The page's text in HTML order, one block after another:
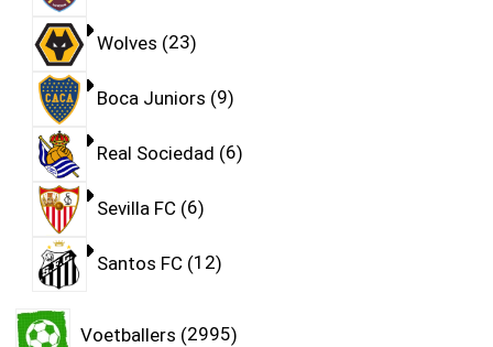
Wolves 23
Boca Juniors 9
Real Sociedad 6
Sevilla FC 6
Santos FC 12
Voetballers 2995